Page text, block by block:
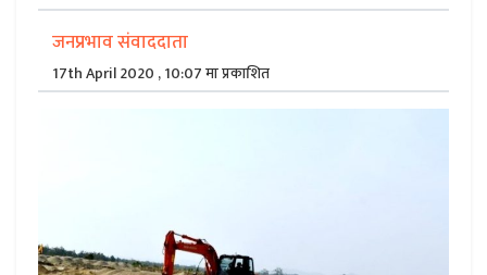
जनप्रभाव संवाददाता
17th April 2020 , 10:07 मा प्रकाशित